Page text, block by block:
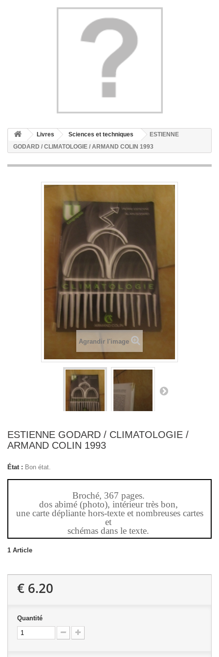
Livres Sciences et techniques
ESTIENNE
GODARD / CLIMATOLOGIE / ARMAND COLIN 1993
Agrandir l'image
ESTIENNE GODARD / CLIMATOLOGIE /
ARMAND COLIN 1993
État : Bon état.
Broché, 367 pages.
dos abimé (photo), intérieur très bon,
une carte dépliante hors-texte et nombreuses cartes
et
schémas dans le texte.
1 Article
€ 6.20
Quantité